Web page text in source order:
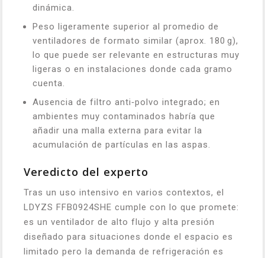
dinámica.
Peso ligeramente superior al promedio de
ventiladores de formato similar (aprox. 180 g),
lo que puede ser relevante en estructuras muy
ligeras o en instalaciones donde cada gramo
cuenta.
Ausencia de filtro anti‑polvo integrado; en
ambientes muy contaminados habría que
añadir una malla externa para evitar la
acumulación de partículas en las aspas.
Veredicto del experto
Tras un uso intensivo en varios contextos, el
LDYZS FFB0924SHE cumple con lo que promete:
es un ventilador de alto flujo y alta presión
diseñado para situaciones donde el espacio es
limitado pero la demanda de refrigeración es